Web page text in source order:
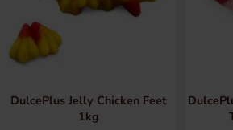
DulcePlus Jelly Chicken Feet
1kg